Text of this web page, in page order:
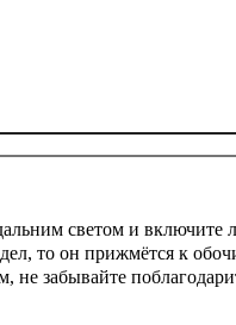
светом и включите
то он прижмётся к
не забывайте